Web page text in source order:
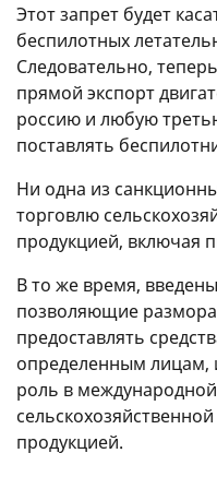
Этот запрет будет
беспилотных
Следовательно,
прямой экспорт
россию и любую
поставлять
Ни одна из
торговлю
продукцией, включая
В то же время,
позволяющие
предоставлять
определенным
роль в
продукцией.